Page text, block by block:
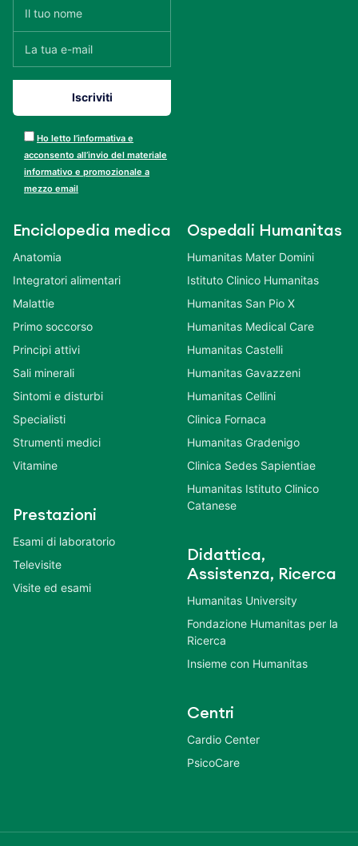
Ho letto l’informativa e
acconsento all’invio del materiale
informativo e promozionale a
mezzo email
Enciclopedia medica
Anatomia
Integratori alimentari
Malattie
Primo soccorso
Principi attivi
Sali minerali
Sintomi e disturbi
Specialisti
Strumenti medici
Vitamine
Prestazioni
Esami di laboratorio
Televisite
Visite ed esami
Ospedali Humanitas
Humanitas Mater Domini
Istituto Clinico Humanitas
Humanitas San Pio X
Humanitas Medical Care
Humanitas Castelli
Humanitas Gavazzeni
Humanitas Cellini
Clinica Fornaca
Humanitas Gradenigo
Clinica Sedes Sapientiae
Humanitas Istituto Clinico
Catanese
Didattica,
Assistenza, Ricerca
Humanitas University
Fondazione Humanitas per la
Ricerca
Insieme con Humanitas
Centri
Cardio Center
PsicoCare